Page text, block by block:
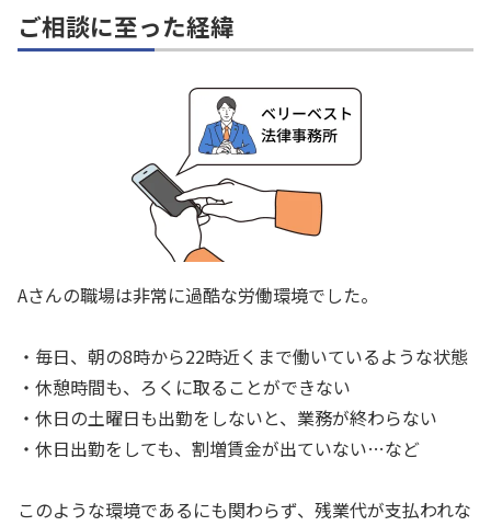
ご相談に至った経緯
Aさんの職場は非常に過酷な労働環境でした。
・毎日、朝の8時から22時近くまで働いているような状態
・休憩時間も、ろくに取ることができない
・休日の土曜日も出勤をしないと、業務が終わらない
・休日出勤をしても、割増賃金が出ていない…など
このような環境であるにも関わらず、残業代が支払われな